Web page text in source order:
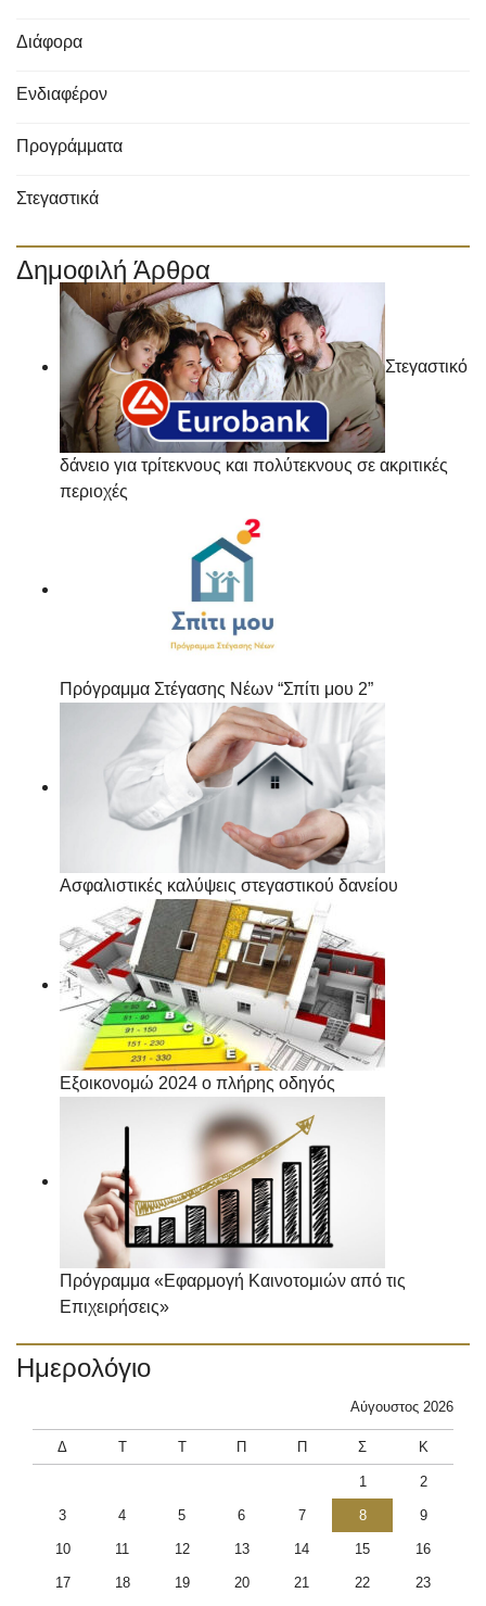
Διάφορα
Ενδιαφέρον
Προγράμματα
Στεγαστικά
Δημοφιλή Άρθρα
Στεγαστικό
δάνειο για τρίτεκνους και πολύτεκνους σε ακριτικές
περιοχές
Πρόγραμμα Στέγασης Νέων “Σπίτι μου 2”
Ασφαλιστικές καλύψεις στεγαστικού δανείου
Εξοικονομώ 2024 ο πλήρης οδηγός
Πρόγραμμα «Εφαρμογή Καινοτομιών από τις
Επιχειρήσεις»
Ημερολόγιο
Αύγουστος 2026
Δ Τ Τ Π Π Σ Κ
1 2
3 4 5 6 7 8 9
10 11 12 13 14 15 16
17 18 19 20 21 22 23